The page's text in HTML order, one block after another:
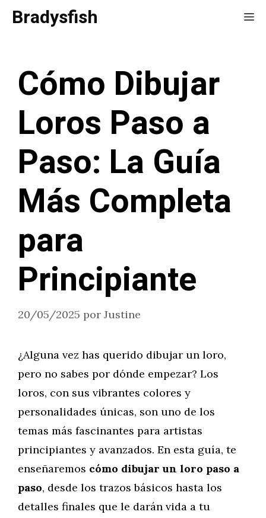
SaltarBradysfish
Cómo Dibujar
Loros Paso a
Paso: La Guía
Más Completa
para
Principiante
20/05/2025 por Justine
¿Alguna vez has querido dibujar un loro,
pero no sabes por dónde empezar? Los
loros, con sus vibrantes colores y
personalidades únicas, son uno de los
temas más fascinantes para artistas
principiantes y avanzados. En esta guía, te
enseñaremos cómo dibujar un loro paso a
paso, desde los trazos básicos hasta los
detalles finales que le darán vida a tu